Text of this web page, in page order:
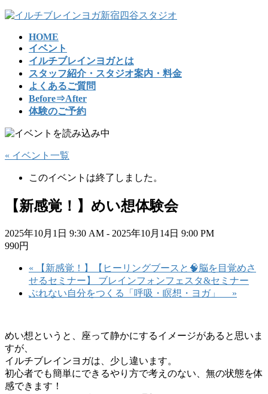
コ
プ
ナ
動
HOME
イベント
イルチブレインヨガとは
スタッフ紹介・スタジオ案内・料金
よくあるご質問
Before⇒After
体験のご予約
« イベント一覧
このイベントは終了しました。
【新感覚！】めい想体験会
2025年10月1日 9:30 AM - 2025年10月14日 9:00 PM
990円
« 【新感覚！】【ヒーリングブースと🧠脳を目覚めさ
せるセミナー】 ブレインフォンフェスタ&セミナー
ぶれない自分をつくる「呼吸・瞑想・ヨガ」 »
めい想というと、座って静かにするイメージがあると思いま
すが、
イルチブレインヨガは、少し違います。
初心者でも簡単にできるやり方で考えのない、無の状態を体
感できます！